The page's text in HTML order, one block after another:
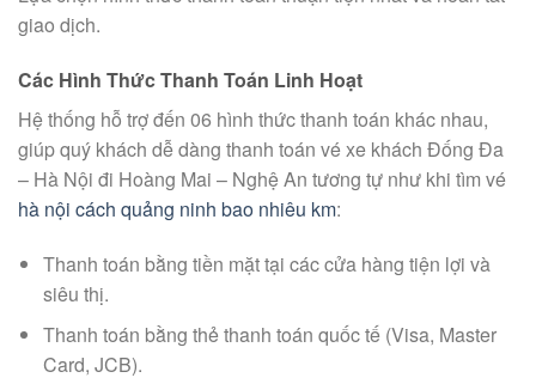
giao dịch.
Các Hình Thức Thanh Toán Linh Hoạt
Hệ thống hỗ trợ đến 06 hình thức thanh toán khác nhau,
giúp quý khách dễ dàng thanh toán vé xe khách Đống Đa
– Hà Nội đi Hoàng Mai – Nghệ An tương tự như khi tìm vé
hà nội cách quảng ninh bao nhiêu km:
Thanh toán bằng tiền mặt tại các cửa hàng tiện lợi và
siêu thị.
Thanh toán bằng thẻ thanh toán quốc tế (Visa, Master
Card, JCB).